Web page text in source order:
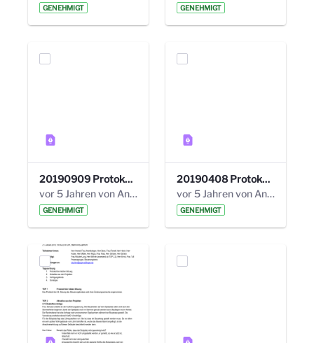
GENEHMIGT GENEHMIGT
20190909 Protokoll 27. Steuerungskreis.pdf
vor 5 Jahren von Anni Schlumberger
GENEHMIGT
20190408 Protokoll 26. Steuerungskreis.pdf
vor 5 Jahren von Anni Schlumberger
GENEHMIGT